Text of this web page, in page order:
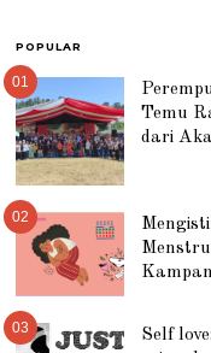
POPULAR
01
Temu
dari
02
03
Self